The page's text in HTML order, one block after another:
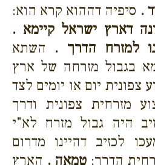
. סיפיה דההוא קרא הוא:
דארץ ישראל קיימא .
למזרח הדרך . השתא
בגבול מזרחה של ארץ
יום או יומים לצד
מזרחית צפונית ודרך
היה גבול מזרח לא"י
לכזיב דהיינו מדרום
הדרך: טמאה . הארץ